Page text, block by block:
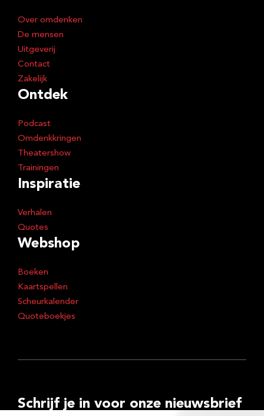
Over omdenken
De mensen
Uitgeverij
Contact
Zakelijk
Ontdek
Podcast
Omdenkkringen
Theatershow
Trainingen
Inspiratie
Verhalen
Quotes
Webshop
Boeken
Kaartspellen
Scheurkalender
Quoteboekjes
Schrijf je in voor onze nieuwsbrief